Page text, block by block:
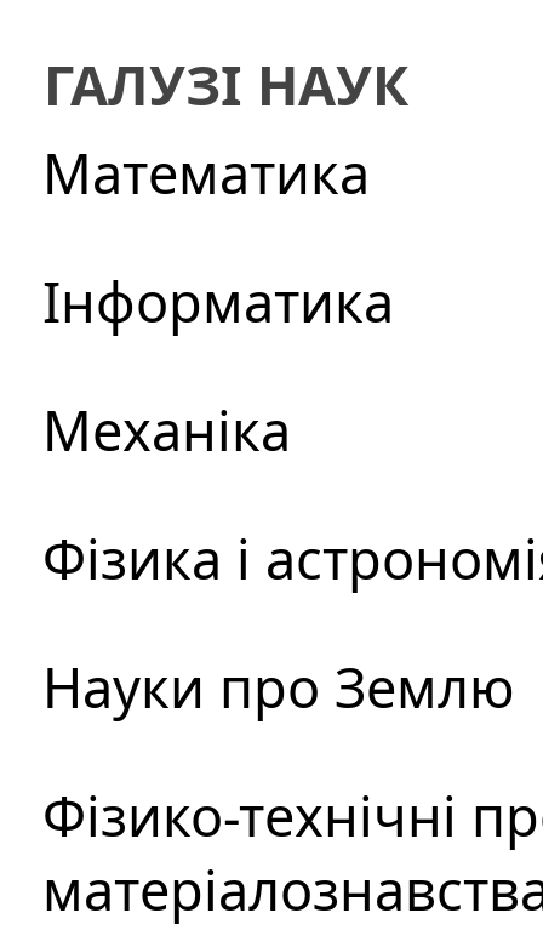
ГАЛУЗІ НАУК
Математика
Інформатика
Механіка
Фізика і
Науки про Землю
Фізико-технічні